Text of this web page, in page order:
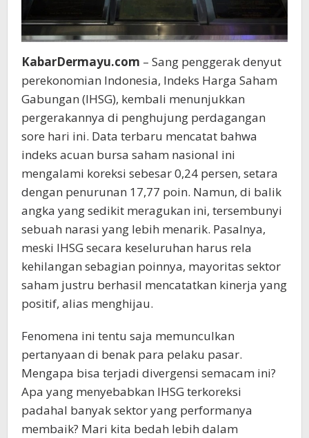
KabarDermayu.com – Sang penggerak denyut
perekonomian Indonesia, Indeks Harga Saham
Gabungan (IHSG), kembali menunjukkan
pergerakannya di penghujung perdagangan
sore hari ini. Data terbaru mencatat bahwa
indeks acuan bursa saham nasional ini
mengalami koreksi sebesar 0,24 persen, setara
dengan penurunan 17,77 poin. Namun, di balik
angka yang sedikit meragukan ini, tersembunyi
sebuah narasi yang lebih menarik. Pasalnya,
meski IHSG secara keseluruhan harus rela
kehilangan sebagian poinnya, mayoritas sektor
saham justru berhasil mencatatkan kinerja yang
positif, alias menghijau.
Fenomena ini tentu saja memunculkan
pertanyaan di benak para pelaku pasar.
Mengapa bisa terjadi divergensi semacam ini?
Apa yang menyebabkan IHSG terkoreksi
padahal banyak sektor yang performanya
membaik? Mari kita bedah lebih dalam